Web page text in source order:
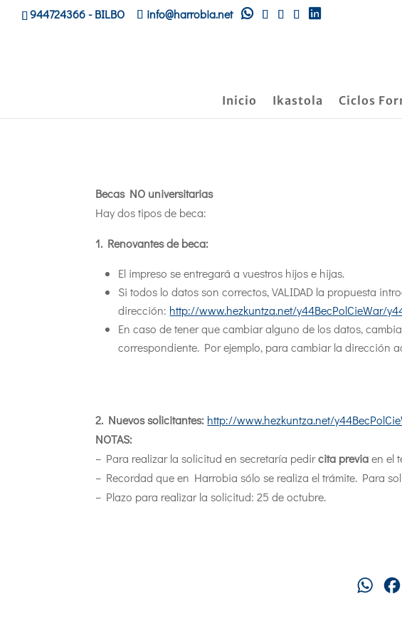
944724366- BILBO info@harrobia.net
Inicio Ikastola Ciclos
Becas NO universitarias
Hay dos tipos de beca:
1. Renovantes de beca:
El impreso se entregará a vuestros hijos e hijas.
Si todos lo datos son correctos, VALIDAD la propuesta
dirección: http://www.hezkuntza.net/y44BecPolCieWar/
En caso de tener que cambiar alguno de los datos,
correspondiente. Por ejemplo, para cambiar la dirección
2. Nuevos solicitantes: http://www.hezkuntza.net/
NOTAS:
– Para realizar la solicitud en secretaría pedircita previaen el
– Recordad que en Harrobia sólo se realiza el trámite. Para
– Plazo para realizar la solicitud: 25 de octubre.